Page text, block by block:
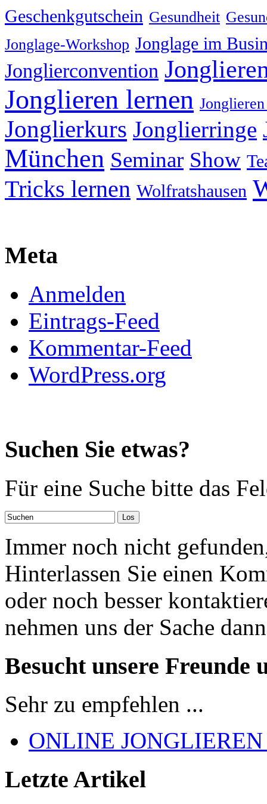
Geschenkgutschein Gesundheit
Jonglage-Workshop Jonglage im
Jonglierconvention
Jonglieren lernen
Jonglierkurs Jonglierringe
München Seminar Show
Tricks lernen Wolfratshausen
Meta
Anmelden
Eintrags-Feed
Kommentar-Feed
WordPress.org
Suchen Sie etwas?
Für eine Suche bitte das
Immer noch nicht
Hinterlassen Sie einen
oder noch besser
nehmen uns der Sache
Besucht unsere Freunde
Sehr zu empfehlen ...
ONLINE
Letzte Artikel